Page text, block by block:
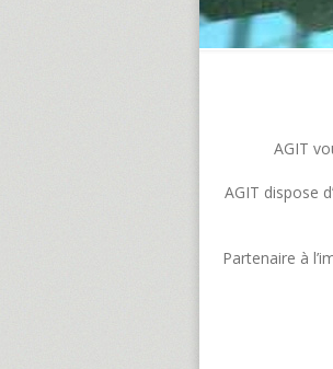
AGIT
AGIT dispose
Partenaire à